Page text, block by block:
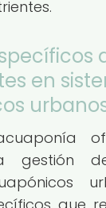
en
gestión